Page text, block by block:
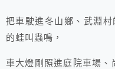
把車駛進冬山鄉、武淵
的蛙叫蟲鳴，
車大燈剛照進庭院車場